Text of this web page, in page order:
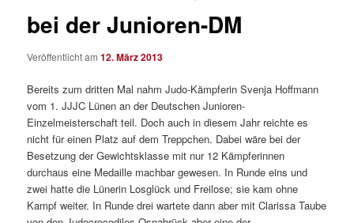
bei der Junioren-DM
Veröffentlicht am12. März 2013
Bereits zum dritten Mal nahm Judo-Kämpferin Svenja Hoffmann
vom 1. JJJC Lünen an der Deutschen Junioren-
Einzelmeisterschaft teil. Doch auch in diesem Jahr reichte es
nicht für einen Platz auf dem Treppchen. Dabei wäre bei der
Besetzung der Gewichtsklasse mit nur 12 Kämpferinnen
durchaus eine Medaille machbar gewesen. In Runde eins und
zwei hatte die Lünerin Losglück und Freilose; sie kam ohne
Kampf weiter. In Runde drei wartete dann aber mit Clarissa Taube